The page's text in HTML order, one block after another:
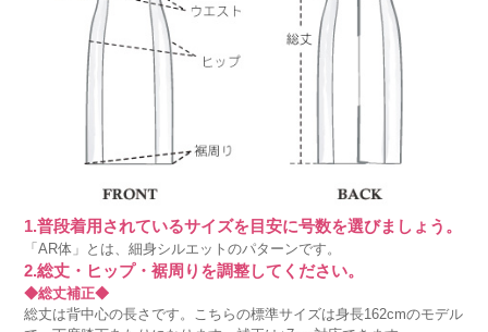
1.普段着用されているサイズを目安に号数を選びましょう。
「AR体」とは、細身シルエットのパターンです。
2.総丈・ヒップ・裾周りを調整してください。
◆総丈補正◆
総丈は背中心の長さです。こちらの標準サイズは身長162cmのモデル